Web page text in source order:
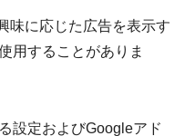
味に応じた広告を表示す
用することがありま
設定およびGoogleアド